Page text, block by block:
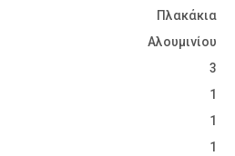
Πλακάκια
Αλουμινίου
3
1
1
1